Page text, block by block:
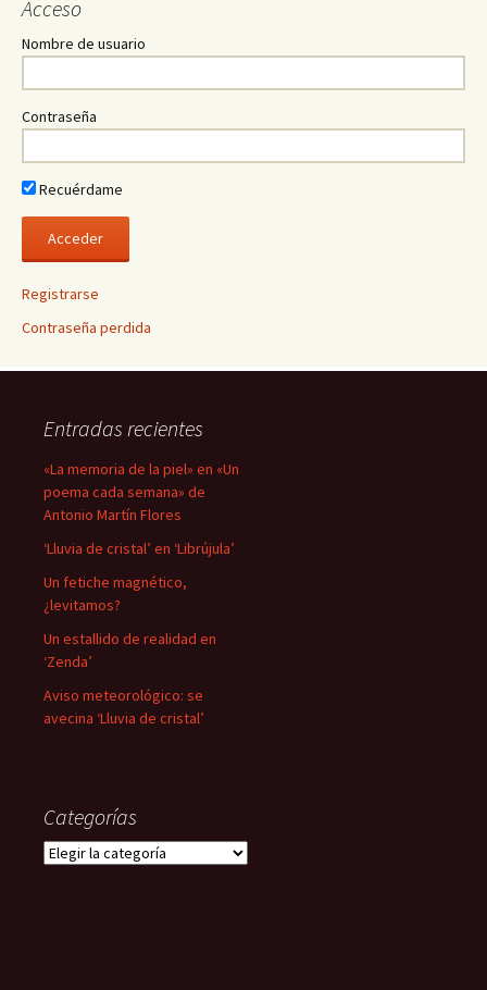
Acceso
Nombre de usuario
Contraseña
Recuérdame
Registrarse
Contraseña perdida
Entradas recientes
«La memoria de la piel» en «Un
poema cada semana» de
Antonio Martín Flores
‘Lluvia de cristal’ en ‘Librújula’
Un fetiche magnético,
¿levitamos?
Un estallido de realidad en
‘Zenda’
Aviso meteorológico: se
avecina ‘Lluvia de cristal’
Categorías
Categorías